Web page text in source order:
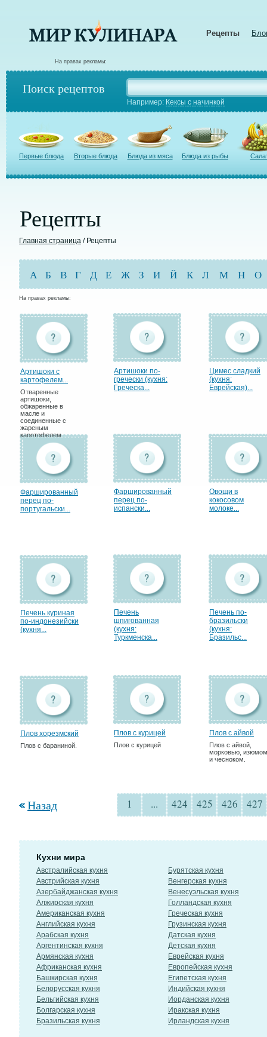
Рецепты
На правах рекламы:
Поиск рецептов
Например: Кексы с начинкой
Первые блюда Вторые блюда Блюда из мяса Блюда из рыбы
Рецепты
Главная страница / Рецепты
А Б В Г Д Е Ж З И Й К Л М Н О
На правах рекламы:
Артишоки с
картофелем...
Отваренные
артишоки,
обжаренные в
масле и
соединенные с
жареным
каротофелем.
Артишоки по-
гречески (кухня:
Греческа...
Цимес сладкий
(кухня:
Еврейская)...
Фаршированный
перец по-
португальски...
Фаршированный
перец по-
испански...
Овощи в
кокосовом
молоке...
Печень куриная
по-индонезийски
(кухня...
Печень
шпигованная
(кухня:
Туркменска...
Печень по-
бразильски
(кухня:
Бразильс...
Плов хорезмский
Плов с бараниной.
Плов с курицей
Плов с курицей
Плов с айвой
Плов с айвой,
морковью, изюмом
и чесноком.
Назад 1 ... 424 425 426 427
Кухни мира
Австралийская кухня
Австрийская кухня
Азербайджанская кухня
Алжирская кухня
Американская кухня
Английская кухня
Арабская кухня
Аргентинская кухня
Армянская кухня
Африканская кухня
Башкирская кухня
Белорусская кухня
Бельгийская кухня
Болгарская кухня
Бразильская кухня
Бурятская кухня
Венгерская кухня
Венесуэльская кухня
Голландская кухня
Греческая кухня
Грузинская кухня
Датская кухня
Детская кухня
Еврейская кухня
Европейская кухня
Египетская кухня
Индийская кухня
Иорданская кухня
Иракская кухня
Ирландская кухня